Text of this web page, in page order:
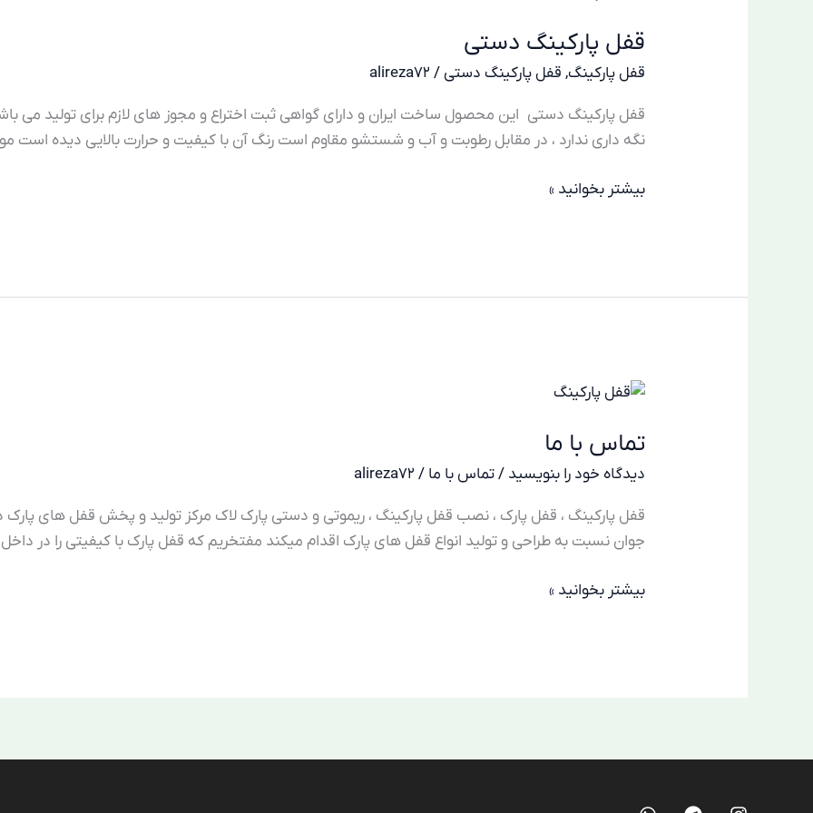
قفل پارکینگ دستی
قفل پارکینگ, قفل پارکینگ دستی/
alireza72
قفل پارکینگ دستی این محصول ساخت ایران و دارای گواهی ثبت اختراع و مجوز های لازم برای تولید
نگه داری ندارد ، در مقابل رطوبت و آب و شستشو مقاوم است رنگ آن با کیفیت و حرارت بالایی دیده است
دستی
بیشتر بخوانید »
تماس با ما
دیدگاه‌ خود را بنویسید /تماس با ما /
alireza72
قفل پارکینگ ، قفل پارک ، نصب قفل پارکینگ ، ریموتی و دستی پارک لاک مرکز تولید و پخش قفل های پارک
جوان نسبت به طراحی و تولید انواع قفل های پارک اقدام میکند مفتخریم که قفل پارک با کیفیتی را در داخل
تماس
ما
بیشتر بخوانید »